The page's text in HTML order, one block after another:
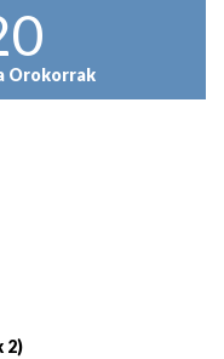
Orokorrak
2)